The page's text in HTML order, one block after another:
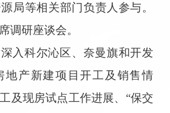
局等相关部门负责人参与。
调研座谈会。
入科尔沁区、奈曼旗和开发
地产新建项目开工及销售情
及现房试点工作进展、“保交